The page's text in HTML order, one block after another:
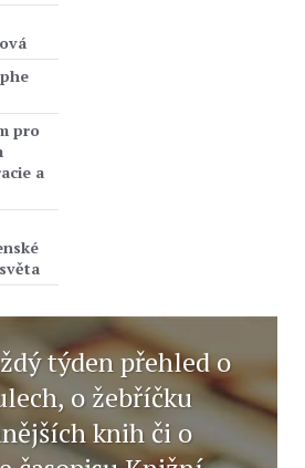
pro
a
týden přehled o
o žebříčku
knih či o